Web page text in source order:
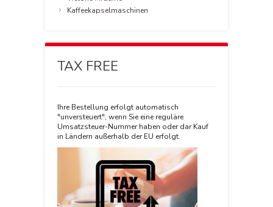
Kaffeekapselmaschinen
TAX FREE
Ihre Bestellung erfolgt automatisch
"unversteuert", wenn Sie eine reguläre
Umsatzsteuer-Nummer haben oder dar Kauf
in Ländern außerhalb der EU erfolgt.